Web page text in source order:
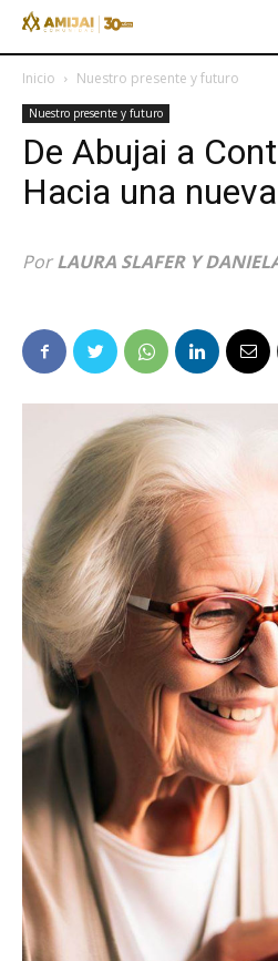
Inicio Nuestro presente y futuro
Nuestro presente y futuro
De Abujai a
Hacia una
PorLAURA SLAFER Y